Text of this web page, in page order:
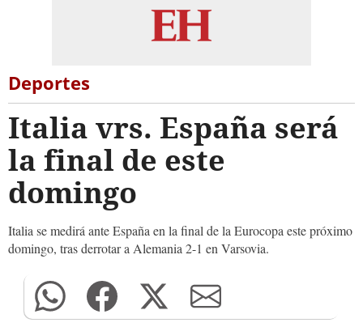
Deportes
Italia vrs. España será
la final de este
domingo
Italia se medirá ante España en la final de la Eurocopa este próximo
domingo, tras derrotar a Alemania 2-1 en Varsovia.